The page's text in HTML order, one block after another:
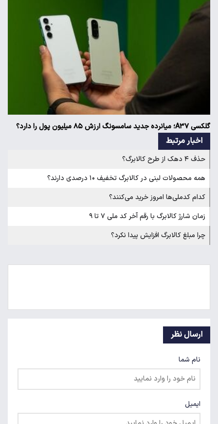
گلکسی A۳۷؛ میانرده جدید سامسونگ ارزش ۸۵ میلیون پول را دارد؟
اخبار مرتبط
حذف ۴ دهک از طرح کالابرگ؟
همه محصولات لبنی در کالابرگ تخفیف ۱۰ درصدی دارند؟
کدام کدملی‌ها امروز خرید می‌کنند؟
زمان شارژ کالابرگ با رقم آخر کد ملی ۷ تا ۹
چرا مبلغ کالابرگ افزایش پیدا نکرد؟
ارسال نظر
نام شما
ایمیل